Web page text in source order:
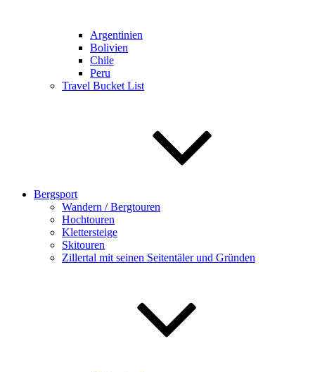
Argentinien
Bolivien
Chile
Peru
Travel Bucket List
Bergsport
Wandern / Bergtouren
Hochtouren
Klettersteige
Skitouren
Zillertal mit seinen Seitentäler und Gründen